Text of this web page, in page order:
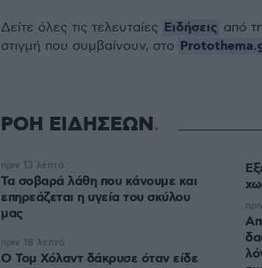
Δείτε όλες τις τελευταίες Ειδήσεις από
στιγμή που συμβαίνουν, στο
ΡΟΗ ΕΙΔΗΣΕΩΝ
Τα σοβαρά λάθη που κάνουμε και
επηρεάζεται η υγεία του σκύλου
μας
πριν 13 λεπτά
Ο Τομ Χόλαντ δάκρυσε όταν είδε
πριν 18 λεπτά